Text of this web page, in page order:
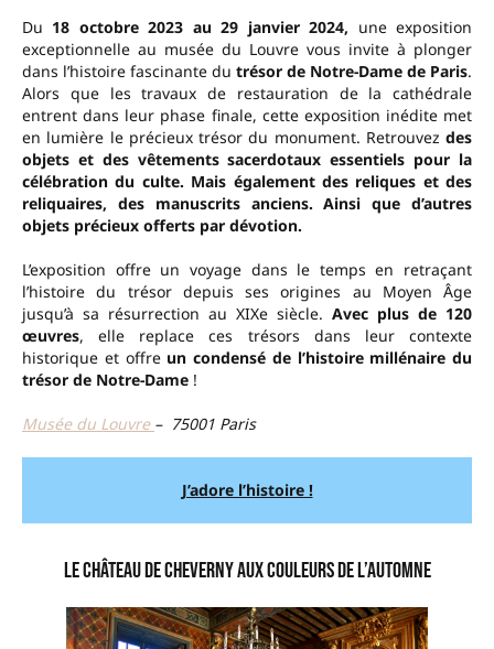
Du 18 octobre 2023 au 29 janvier 2024, une exposition
exceptionnelle au musée du Louvre vous invite à plonger
dans l’histoire fascinante du trésor de Notre-Dame de Paris.
Alors que les travaux de restauration de la cathédrale
entrent dans leur phase finale, cette exposition inédite met
en lumière le précieux trésor du monument. Retrouvez des
objets et des vêtements sacerdotaux essentiels pour la
célébration du culte. Mais également des reliques et des
reliquaires, des manuscrits anciens. Ainsi que d’autres
objets précieux offerts par dévotion.
L’exposition offre un voyage dans le temps en retraçant
l’histoire du trésor depuis ses origines au Moyen Âge
jusqu’à sa résurrection au XIXe siècle. Avec plus de 120
œuvres, elle replace ces trésors dans leur contexte
historique et offre un condensé de l’histoire millénaire du
trésor de Notre-Dame !
Musée du Louvre – 75001 Paris
J’adore l’histoire !
Le Château de Cheverny aux couleurs de l’automne